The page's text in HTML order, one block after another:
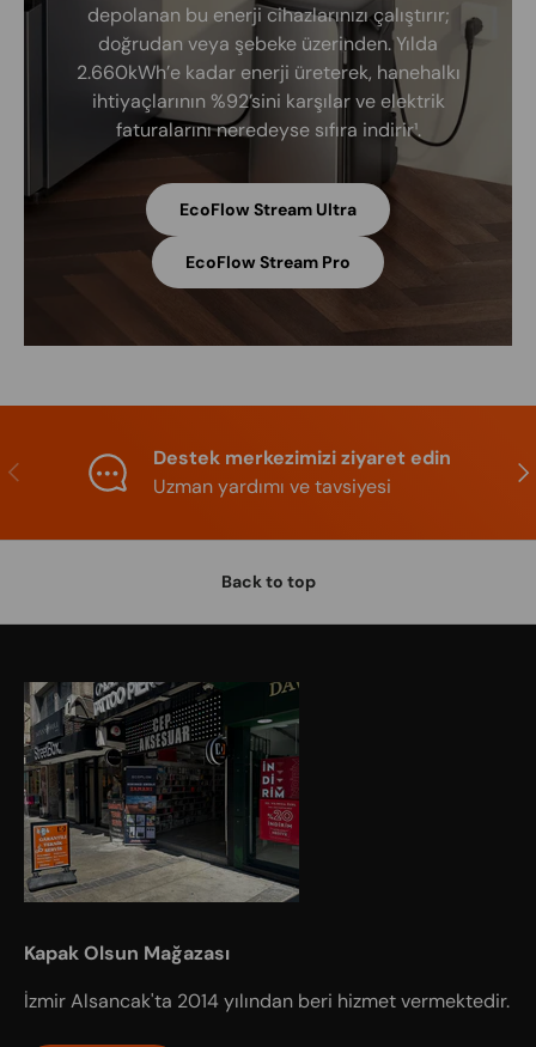
depolanan bu enerji cihazlarınızı çalıştırır;
doğrudan veya şebeke üzerinden. Yılda
2.660kWh’e kadar enerji üreterek, hanehalkı
ihtiyaçlarının %92’sini karşılar ve elektrik
faturalarını neredeyse sıfıra indirir¹.
EcoFlow Stream Ultra
EcoFlow Stream Pro
Previous
Destek merkezimizi ziyaret edin
Uzman yardımı ve tavsiyesi
Back to top
Kapak Olsun Mağazası
İzmir Alsancak'ta 2014 yılından beri hizmet vermektedir.